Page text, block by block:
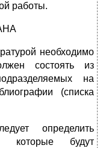
работы.
необходимо
состоять из
на
(списка
определить
которые будут